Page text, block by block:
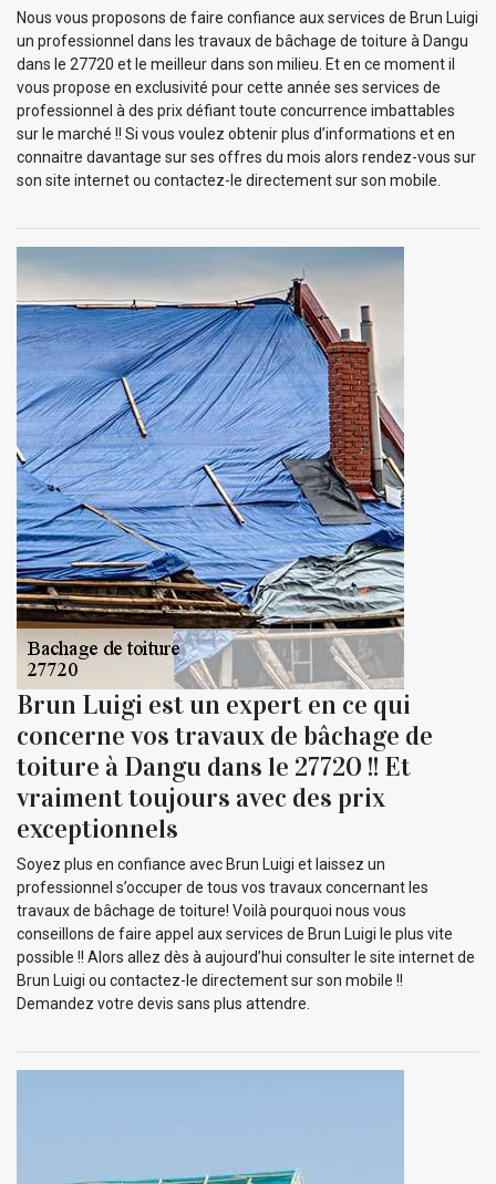
Nous vous proposons de faire confiance aux services de Brun Luigi
un professionnel dans les travaux de bâchage de toiture à Dangu
dans le 27720 et le meilleur dans son milieu. Et en ce moment il
vous propose en exclusivité pour cette année ses services de
professionnel à des prix défiant toute concurrence imbattables
sur le marché !! Si vous voulez obtenir plus d’informations et en
connaitre davantage sur ses offres du mois alors rendez-vous sur
son site internet ou contactez-le directement sur son mobile.
Brun Luigi est un expert en ce qui
concerne vos travaux de bâchage de
toiture à Dangu dans le 27720 !! Et
vraiment toujours avec des prix
exceptionnels
Soyez plus en confiance avec Brun Luigi et laissez un
professionnel s’occuper de tous vos travaux concernant les
travaux de bâchage de toiture! Voilà pourquoi nous vous
conseillons de faire appel aux services de Brun Luigi le plus vite
possible !! Alors allez dès à aujourd’hui consulter le site internet de
Brun Luigi ou contactez-le directement sur son mobile !!
Demandez votre devis sans plus attendre.